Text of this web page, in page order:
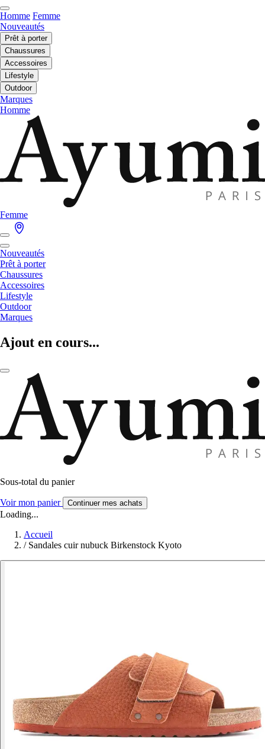
Homme Femme
Nouveautés
Prêt à porter
Chaussures
Accessoires
Lifestyle
Outdoor
Marques
Homme
Femme
Nouveautés
Prêt à porter
Chaussures
Accessoires
Lifestyle
Outdoor
Marques
Ajout en cours...
Sous-total du panier
Voir mon panier Continuer mes achats
Loading...
Accueil
/ Sandales cuir nubuck Birkenstock Kyoto